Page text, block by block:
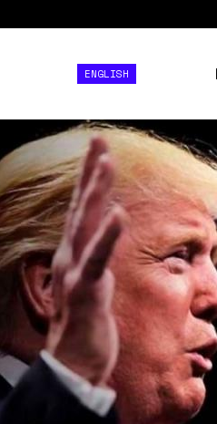
ENGLISH